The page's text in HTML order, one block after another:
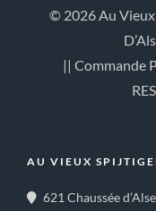
© 2026 Au
|| Commande
AU VIEUX
621 Chaussée